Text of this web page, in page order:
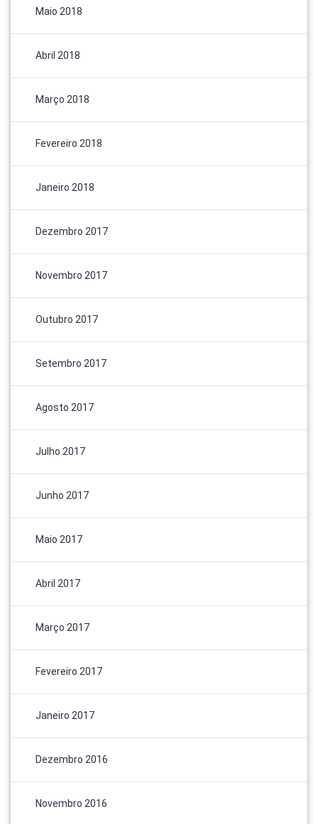
Maio 2018
Abril 2018
Março 2018
Fevereiro 2018
Janeiro 2018
Dezembro 2017
Novembro 2017
Outubro 2017
Setembro 2017
Agosto 2017
Julho 2017
Junho 2017
Maio 2017
Abril 2017
Março 2017
Fevereiro 2017
Janeiro 2017
Dezembro 2016
Novembro 2016